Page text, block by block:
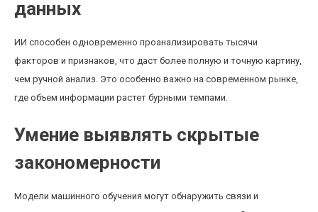
данных
ИИ способен одновременно проанализировать тысячи
факторов и признаков, что даст более полную и точную картину,
чем ручной анализ. Это особенно важно на современном рынке,
где объем информации растет бурными темпами.
Умение выявлять скрытые
закономерности
Модели машинного обучения могут обнаружить связи и